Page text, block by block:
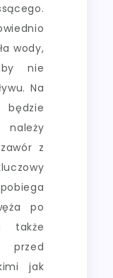
wody,
nie
Na
z
po
także
jak